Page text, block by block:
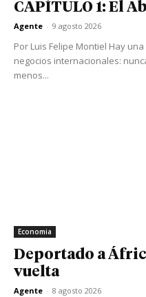
CAPÍTULO 1: El
Agente - 9 agosto 2026
Por Luis Felipe Montiel Hay
negocios internacionales:
menos...
Economia
Deportado a
vuelta
Agente - 8 agosto 2026